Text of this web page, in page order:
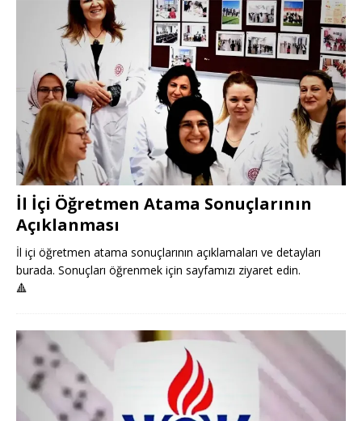
İl İçi Öğretmen Atama Sonuçlarının
Açıklanması
İl içi öğretmen atama sonuçlarının açıklamaları ve detayları
burada. Sonuçları öğrenmek için sayfamızı ziyaret edin.
🔺